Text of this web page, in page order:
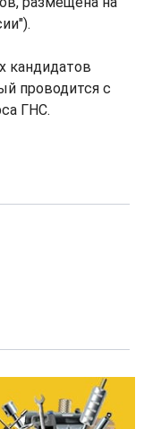
кандидатов
проводится с
ГНС.